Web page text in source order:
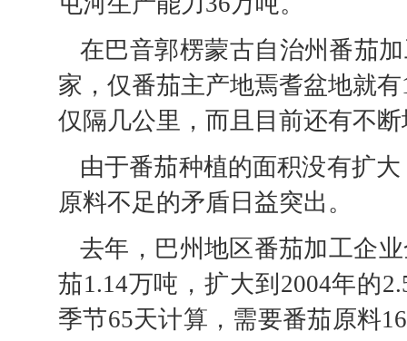
在巴音郭楞蒙古自治州番茄
家，仅番茄主产地焉耆盆地就
仅隔几公里，而且目前还有不
由于番茄种植的面积没有扩
原料不足的矛盾日益突出。
去年，巴州地区番茄加工企
茄1.14万吨，扩大到2004年的
季节65天计算，需要番茄原料